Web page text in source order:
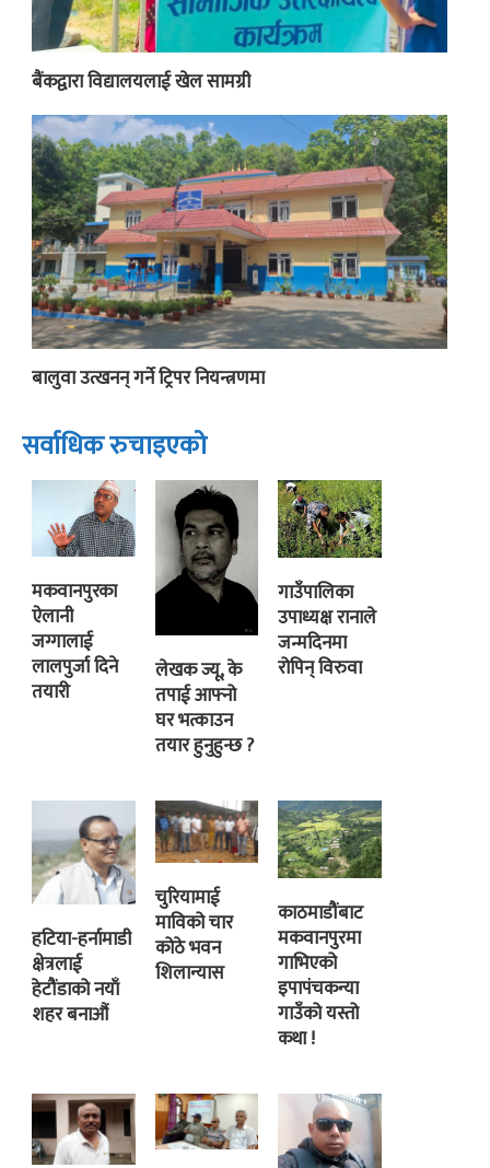
बैंकद्वारा विद्यालयलाई खेल सामग्री
बालुवा उत्खनन् गर्ने ट्रिपर नियन्त्रणमा
सर्वाधिक रुचाइएको
मकवानपुरका
ऐलानी
जग्गालाई
लालपुर्जा दिने
तयारी
लेखक ज्यू, के
तपाई आफ्नो
घर भत्काउन
तयार हुनुहुन्छ ?
गाउँपालिका
उपाध्यक्ष रानाले
जन्मदिनमा
रोपिन् विरुवा
हटिया-हर्नामाडी
क्षेत्रलाई
हेटौंडाको नयाँ
शहर बनाऔं
चुरियामाई
माविको चार
कोठे भवन
शिलान्यास
काठमाडौंबाट
मकवानपुरमा
गाभिएको
इपापंचकन्या
गाउँको यस्तो
कथा !